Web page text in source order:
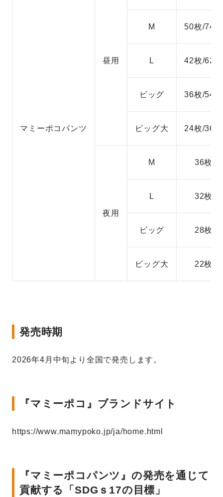
マミーポコパンツ
昼用
M 50枚/74枚
L 42枚/62枚
ビッグ 36枚/54枚
ビッグ大 24枚/36枚
夜用
M 36枚
L 32枚
ビッグ 28枚
ビッグ大 22枚
発売時期
2026年4月中旬より全国で発売します。
『マミーポコ』ブランドサイト
https://www.mamypoko.jp/ja/home.html
『マミーポコパンツ』の発売を通じて
貢献する「SDGｓ17の目標」